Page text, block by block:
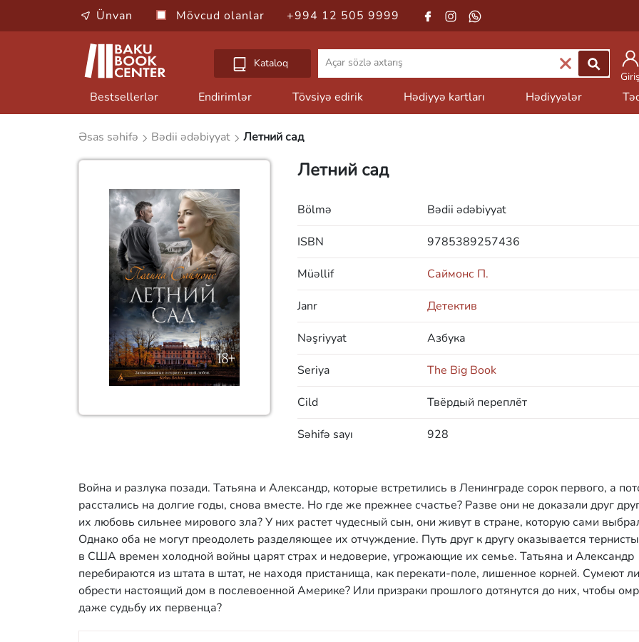
Ünvan Mövcud olanlar +994 12 505 9999
Kataloq
Bestsellerlər Endirimlər Tövsiyə edirik Hədiyyə kartları Hədiyyələr
Əsas səhifə Bədii ədəbiyyat Летний сад
Летний сад
Bölmə Bədii ədəbiyyat
ISBN 9785389257436
Müəllif Саймонс П.
Janr Детектив
Nəşriyyat Азбука
Seriya The Big Book
Cild Твёрдый переплёт
Səhifə sayı 928
Война и разлука позади. Татьяна и Александр, которые встретились в Ленинграде сорок первого, а
расстались на долгие годы, снова вместе. Но где же прежнее счастье? Разве они не доказали друг
их любовь сильнее мирового зла? У них растет чудесный сын, они живут в стране, которую сами
Однако оба не могут преодолеть разделяющее их отчуждение. Путь друг к другу оказывается
в США времен холодной войны царят страх и недоверие, угрожающие их семье. Татьяна и Александр
перебираются из штата в штат, не находя пристанища, как перекати-поле, лишенное корней. Сумеют
обрести настоящий дом в послевоенной Америке? Или призраки прошлого дотянутся до них, чтобы
даже судьбу их первенца?